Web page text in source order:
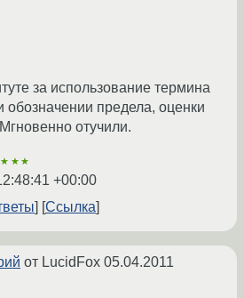
за использование термина
обозначении предела, оценки
отучили.
+00:00
Ссылка
от LucidFox 05.04.2011